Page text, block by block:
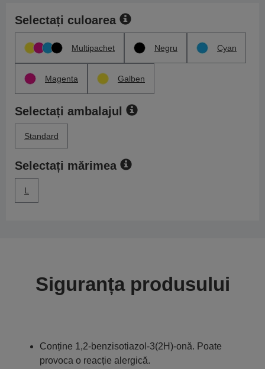
Selectați culoarea
Multipachet Negru Cyan
Magenta Galben
Selectați ambalajul
Standard
Selectați mărimea
L
Siguranța produsului
Conține 1,2-benzisotiazol-3(2H)-onă. Poate
provoca o reacție alergică.